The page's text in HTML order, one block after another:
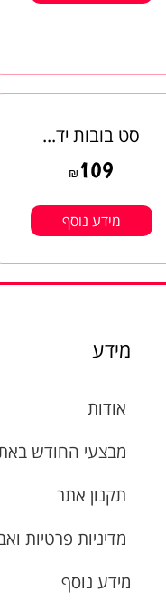
סט בובות יד...
₪ 109
מידע נוסף
מידע
אודות
מבצעי החודש
תקנון אתר
מדיניות פרטיות
מידע נוסף